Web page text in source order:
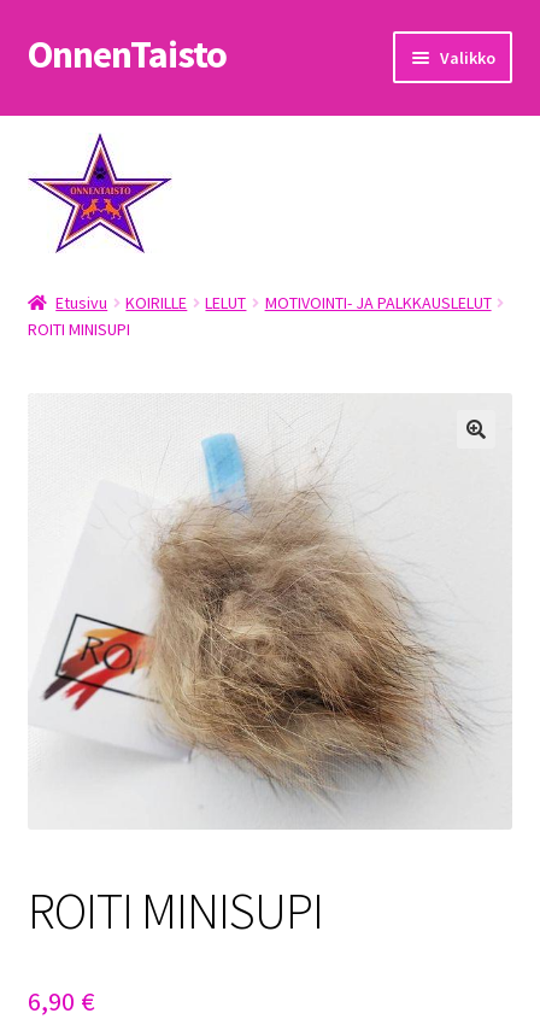
Siirry
navigointiin
Siirry
sisältöön
OnnenTaisto Valikko
Etusivu
Kassa
Oma tili
OnnenTaisto
Tietosuojaseloste
Toimitusehdot
Etusivu KOIRILLE LELUT
MOTIVOINTI- JA PALKKAUSLELUT
ROITI MINISUPI
ROITI MINISUPI
6,90 €